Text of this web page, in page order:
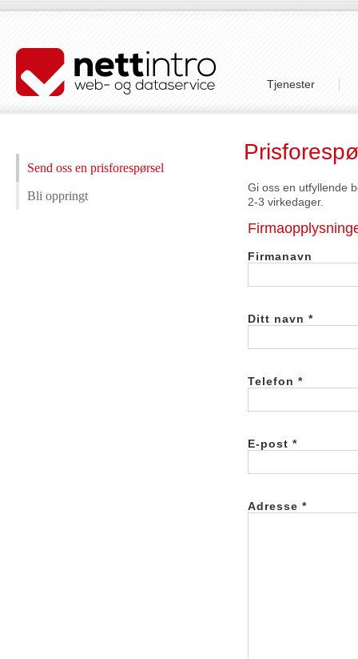
Tjenester
Send oss en prisforespørsel
Bli oppringt
Gi oss en utfyllende
2-3 virkedager.
Firmanavn
Ditt navn *
Telefon *
E-post *
Adresse *